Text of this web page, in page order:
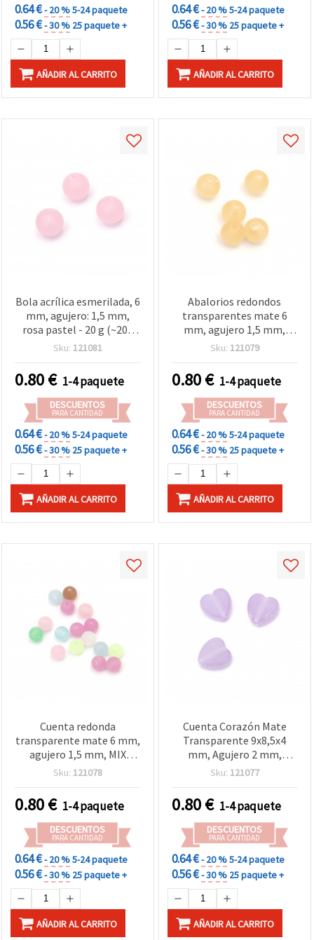
0.64 €- 20 %5-24 paquete
0.56 €- 30 % 25 paquete +
AÑADIR AL CARRITO
0.64 €- 20 %5-24 paquete
0.56 €- 30 % 25 paquete +
AÑADIR AL CARRITO
Bola acrílica esmerilada, 6
mm, agujero: 1,5 mm,
rosa pastel - 20 g (~200
unidades)
Sku: 121081
0.80€ 1-4 paquete
DESCUENTOS
PARA CANTIDAD
0.64 €- 20 %5-24 paquete
0.56 €- 30 % 25 paquete +
AÑADIR AL CARRITO
Abalorios redondos
transparentes mate 6
mm, agujero 1,5 mm,
naranja, 20 g (~200 uds)
Sku: 121079
0.80€ 1-4 paquete
DESCUENTOS
PARA CANTIDAD
0.64 €- 20 %5-24 paquete
0.56 €- 30 % 25 paquete +
AÑADIR AL CARRITO
Cuenta redonda
transparente mate 6 mm,
agujero 1,5 mm, MIX
surtido - 20 g (~200
Sku: 121078
0.80€ 1-4 paquete
DESCUENTOS
PARA CANTIDAD
0.64 €- 20 %5-24 paquete
0.56 €- 30 % 25 paquete +
AÑADIR AL CARRITO
Cuenta Corazón Mate
Transparente 9x8,5x4
mm, Agujero 2 mm,
Morado Pálido - 20 g (~125
Sku: 121077
0.80€ 1-4 paquete
DESCUENTOS
PARA CANTIDAD
0.64 €- 20 %5-24 paquete
0.56 €- 30 % 25 paquete +
AÑADIR AL CARRITO